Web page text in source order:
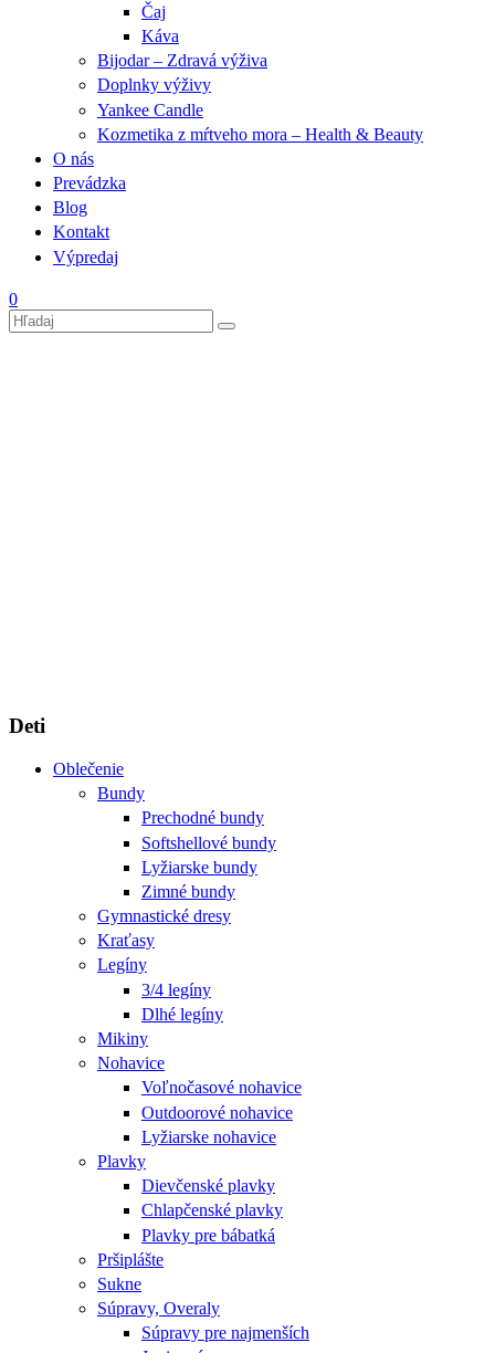
Čaj
Káva
Bijodar – Zdravá výživa
Doplnky výživy
Yankee Candle
Kozmetika z mŕtveho mora – Health & Beauty
O nás
Prevádzka
Blog
Kontakt
Výpredaj
0
Deti
Oblečenie
Bundy
Prechodné bundy
Softshellové bundy
Lyžiarske bundy
Zimné bundy
Gymnastické dresy
Kraťasy
Legíny
3/4 legíny
Dlhé legíny
Mikiny
Nohavice
Voľnočasové nohavice
Outdoorové nohavice
Lyžiarske nohavice
Plavky
Dievčenské plavky
Chlapčenské plavky
Plavky pre bábatká
Pršiplášte
Sukne
Súpravy, Overaly
Súpravy pre najmenších